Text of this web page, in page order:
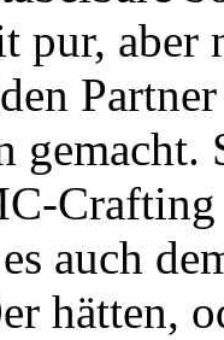
pur, aber
gemacht.
auch
hätten,